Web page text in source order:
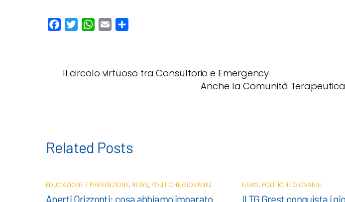
b
t
W
s
l
i
Il circolo virtuoso tra Consultorio e Emergency
Anche la Comunità
Related Posts
EDUCAZIONE E PREVENZIONE, NEWS, POLITICHE GIOVANILI
Aperti Orizzonti: cosa abbiamo imparato
NEWS, POLITICHE GIOVANILI
Il TG Grest conquista i